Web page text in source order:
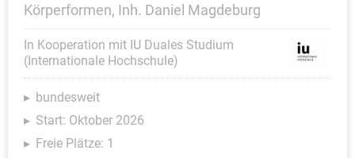
Körperformen, Inh. Daniel Magdeburg
In Kooperation mit IU Duales Studium
(Internationale Hochschule)
bundesweit
Start: Oktober 2026
Freie Plätze: 1